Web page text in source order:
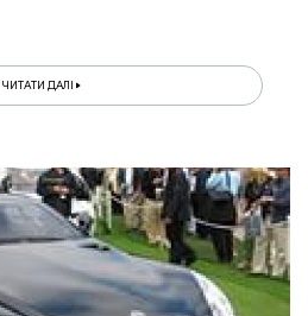
ЧИТАТИ ДАЛІ